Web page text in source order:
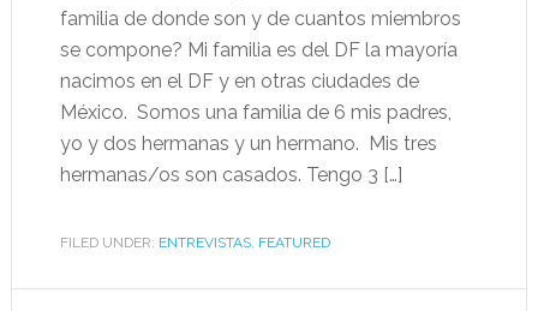
familia de donde son y de cuantos miembros
se compone? Mi familia es del DF la mayoría
nacimos en el DF y en otras ciudades de
México. Somos una familia de 6 mis padres,
yo y dos hermanas y un hermano. Mis tres
hermanas/os son casados. Tengo 3 […]
FILED UNDER: ENTREVISTAS, FEATURED